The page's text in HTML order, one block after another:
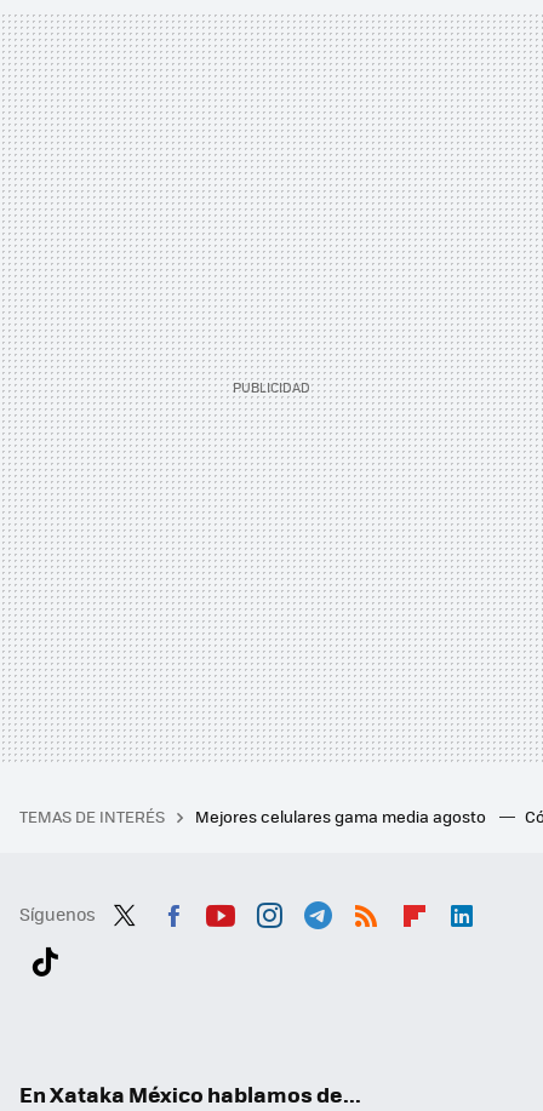
TEMAS DE INTERÉS Mejores celulares gama media agosto
Síguenos
En Xataka México hablamos de...